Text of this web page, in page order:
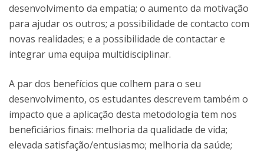
desenvolvimento da empatia; o aumento da motivação
para ajudar os outros; a possibilidade de contacto com
novas realidades; e a possibilidade de contactar e
integrar uma equipa multidisciplinar.
A par dos benefícios que colhem para o seu
desenvolvimento, os estudantes descrevem também o
impacto que a aplicação desta metodologia tem nos
beneficiários finais: melhoria da qualidade de vida;
elevada satisfação/entusiasmo; melhoria da saúde;